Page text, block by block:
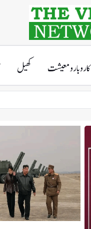
کاروبار و معیشت کھیل